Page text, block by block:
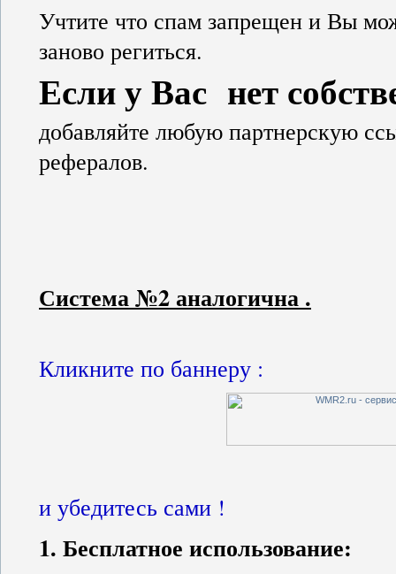
Учтите что спам запрещен и Вы
заново региться.
Если у Вас нет
добавляйте любую партнерскую
рефералов.
Система №2 аналогична .
Кликните по баннеру :
и убедитесь сами !
1. Бесплатное использование: